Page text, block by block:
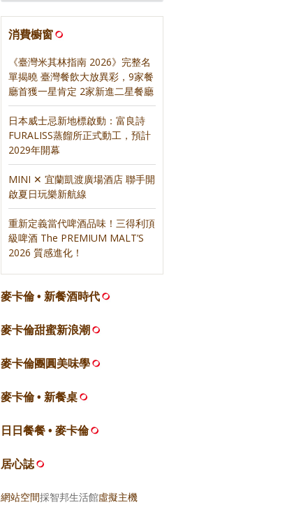
消費櫥窗
《臺灣米其林指南 2026》完整名
單揭曉 臺灣餐飲大放異彩，9家餐
廳首獲一星肯定 2家新進二星餐廳
日本威士忌新地標啟動：富良詩
FURALISS蒸餾所正式動工，預計
2029年開幕
MINI ✕ 宜蘭凱渡廣場酒店 聯手開
啟夏日玩樂新航線
重新定義當代啤酒品味！三得利頂
級啤酒 The PREMIUM MALT’S
2026 質感進化！
麥卡倫 • 新餐酒時代
麥卡倫甜蜜新浪潮
麥卡倫團圓美味學
麥卡倫 • 新餐桌
日日餐餐 • 麥卡倫
居心誌
網站空間採智邦生活館虛擬主機